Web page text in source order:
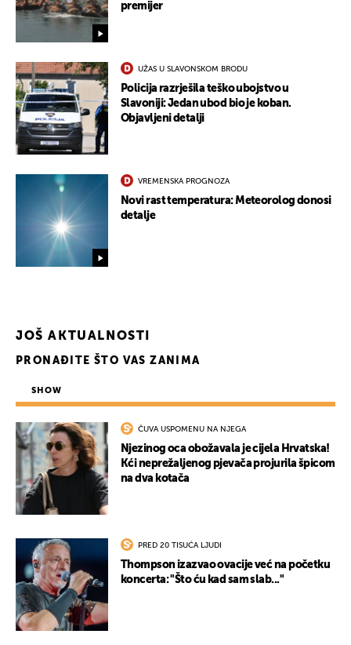
premijer
UŽAS U SLAVONSKOM BRODU
Policija razrješila teško ubojstvo u
Slavoniji: Jedan ubod bio je koban.
Objavljeni detalji
VREMENSKA PROGNOZA
Novi rast temperatura: Meteorolog donosi
detalje
JOŠ AKTUALNOSTI
PRONAĐITE ŠTO VAS ZANIMA
SHOW
ČUVA USPOMENU NA NJEGA
Njezinog oca obožavala je cijela Hrvatska!
Kći neprežaljenog pjevača projurila špicom
na dva kotača
PRED 20 TISUĆA LJUDI
Thompson izazvao ovacije već na početku
koncerta: "Što ću kad sam slab..."